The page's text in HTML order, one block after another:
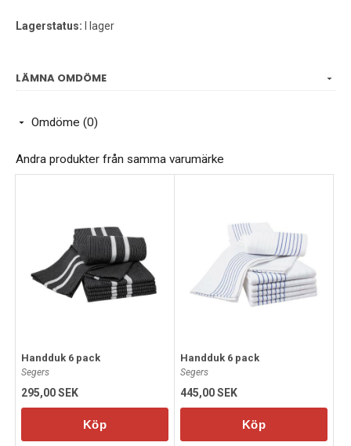
Lagerstatus: I lager
LÄMNA OMDÖME
Omdöme (0)
Andra produkter från samma varumärke
Handduk 6 pack
Segers
295,00 SEK
Köp
Handduk 6 pack
Segers
445,00 SEK
Köp